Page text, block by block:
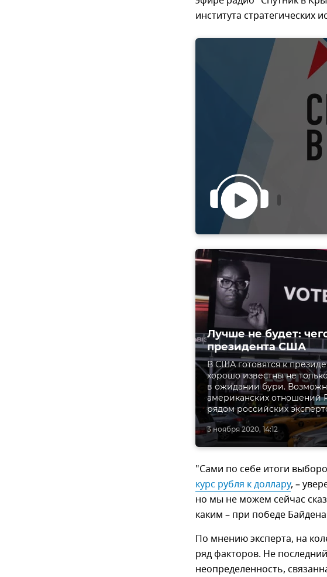
института стратегических
3 ноября 2020, 14:12
Лучше не будет:
президента США
В США готовятся к
хорошо известны не
в ожидании бури.
американских отношений
рядом российских
"Сами по себе итоги
курс рубля к доллару, –
но мы не можем сейчас
каким – при победе
По мнению эксперта, на
ряд факторов. Не
неопределенность,